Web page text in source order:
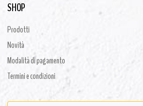
SHOP
Prodotti
Novità
Modalità di pagamento
Termini e condizioni